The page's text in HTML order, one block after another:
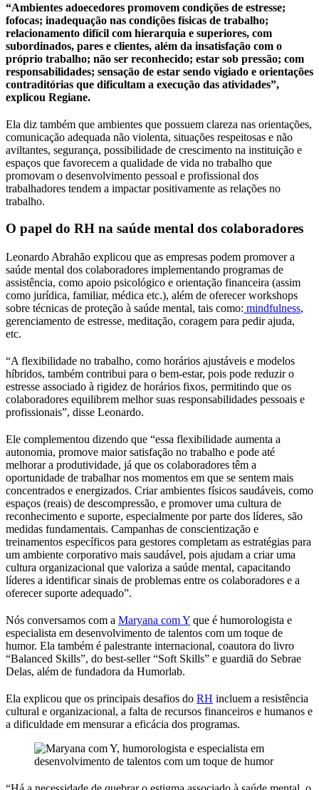
“Ambientes adoecedores promovem condições de estresse;
fofocas; inadequação nas condições físicas de trabalho;
relacionamento difícil com hierarquia e superiores, com
subordinados, pares e clientes, além da insatisfação com o
próprio trabalho; não ser reconhecido; estar sob pressão; com
responsabilidades; sensação de estar sendo vigiado e orientações
contraditórias que dificultam a execução das atividades”,
explicou Regiane.
Ela diz também que ambientes que possuem clareza nas orientações,
comunicação adequada não violenta, situações respeitosas e não
aviltantes, segurança, possibilidade de crescimento na instituição e
espaços que favorecem a qualidade de vida no trabalho que
promovam o desenvolvimento pessoal e profissional dos
trabalhadores tendem a impactar positivamente as relações no
trabalho.
O papel do RH na saúde mental dos colaboradores
Leonardo Abrahão explicou que as empresas podem promover a
saúde mental dos colaboradores implementando programas de
assistência, como apoio psicológico e orientação financeira (assim
como jurídica, familiar, médica etc.), além de oferecer workshops
sobre técnicas de proteção à saúde mental, tais como: mindfulness,
gerenciamento de estresse, meditação, coragem para pedir ajuda,
etc.
“A flexibilidade no trabalho, como horários ajustáveis e modelos
híbridos, também contribui para o bem-estar, pois pode reduzir o
estresse associado à rigidez de horários fixos, permitindo que os
colaboradores equilibrem melhor suas responsabilidades pessoais e
profissionais”, disse Leonardo.
Ele complementou dizendo que “essa flexibilidade aumenta a
autonomia, promove maior satisfação no trabalho e pode até
melhorar a produtividade, já que os colaboradores têm a
oportunidade de trabalhar nos momentos em que se sentem mais
concentrados e energizados. Criar ambientes físicos saudáveis, como
espaços (reais) de descompressão, e promover uma cultura de
reconhecimento e suporte, especialmente por parte dos líderes, são
medidas fundamentais. Campanhas de conscientização e
treinamentos específicos para gestores completam as estratégias para
um ambiente corporativo mais saudável, pois ajudam a criar uma
cultura organizacional que valoriza a saúde mental, capacitando
líderes a identificar sinais de problemas entre os colaboradores e a
oferecer suporte adequado”.
Nós conversamos com a Maryana com Y que é humorologista e
especialista em desenvolvimento de talentos com um toque de
humor. Ela também é palestrante internacional, coautora do livro
“Balanced Skills”, do best-seller “Soft Skills” e guardiã do Sebrae
Delas, além de fundadora da Humorlab.
Ela explicou que os principais desafios do RH incluem a resistência
cultural e organizacional, a falta de recursos financeiros e humanos e
a dificuldade em mensurar a eficácia dos programas.